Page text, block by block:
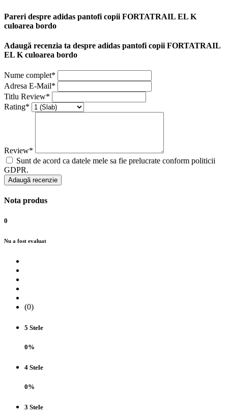
Pareri despre adidas pantofi copii FORTATRAIL EL K
culoarea bordo
Adaugă recenzia ta despre adidas pantofi copii FORTATRAIL
EL K culoarea bordo
Nume complet*
Adresa E-Mail*
Titlu Review*
Rating*
Review*
Sunt de acord ca datele mele sa fie prelucrate conform politicii
GDPR.
Adaugă recenzie
Nota produs
0
Nu a fost evaluat
(0)
5 Stele
0%
4 Stele
0%
3 Stele